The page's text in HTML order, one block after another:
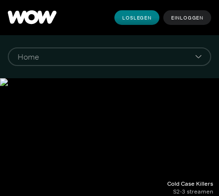
LOSLEGEN EINLOGGEN
Cold Case Killers
S2-3 streamen